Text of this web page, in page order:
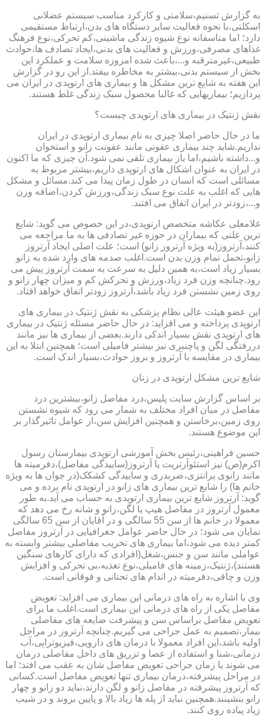
به گزارش تسنیم،سلامتی و کارکرد مناسب سیستم عضلانی
اسکلتی،با نحوه فعالیت سایر دستگاه های بدن،ارتباط مستقیمی
دارد؛ اما متاسفانه نوع شیوه زندگی ماشینی،کم تحرکی،نوع فرهنگ
غذاهای مصرفی،ورزش و فعالیت های بدنی،ایجاد تصادف ها،حوادث
طبیعی،غیرمترقبه و...،باعث شده امروزه سلامت و عملکرد این
بخش از سیستم بدنی،بیشتر به مخاطره بیفتد.از این رو در گزارش
این هفته به شایع ترین مشکل ها و بیماری های ارتوپدی در ایران می
پردازیم؛ بیماریهایی که غالبا محصول سبک زندگی غلط هستند.
نقش ژنتیک در بیماری های ارتوپدی چیست؟
ما در حال حاضر اصلا چیزی به نام بیماری ارتوپدی در ایران
نداریم.شاید چند بیماری عفونی مانند عفونت زانو و استخوان
و...داشته باشیم،اما باز بیماری تلقی نمی شود.آن چیزی که ما اکنون
در ایران به عنوان اشکال های ارتوپدی داریم،بیشتر مربوط به
مسائلی است که انسان در طول زمان پیدا می کند.مسائل و مشکل
هایی که اغلب به علت نوع سبک زندگی،ورزش کردن،اضافه وزن
و...،زودتر در ایران اتفاق می افتند.
غلامعلی عکاشه متخصص ارتوپدی،در این خصوص می گوید: شایع
ترین علتی که بیماران در حوزه غیر تصادفی ها به ما مراجعه می
کنند،آرتروز(به ویژه آرتروز زانو) است؛ علت اصلی ایجاد آرتروز
زانو،تحمل تمام وزن بدن است.اغلب صدمه های وارد شده به زانو
بسیار زیاد است،به همین دلیل به سرعت به سمت آرتروز پیش می
رود.چنانچه وزن فرد زیاد،ورزش و تحرکش کم و میزان چهار زانو و
روی زمین نشستن فرد زیاد باشد،آرتروز زودتر اتفاق خواهد افتاد.
این عضو هیئت عالی نظام پزشکی به نقش ژنتیک در بیماری های
ارتوپدی پرداخته و می افزاید: در حال حاضر مسئله ژنتیک در بیماری
های ارتوپدی نقش بسیار اندکی دارند.بعضی از بیماری ها نیز مانند
دررفتگی لگن و پاچنبری نیز بیشتر فامیلی است؛ همچنین ابتلا به این
بیماری در مقایسه با آرتروز و بروز حوادث،بسیار اندک است.
شایع ترین مشکل ارتوپدی در زنان
بر اساس گزارش سایت پلیس،درد مفاصل زانو،بیشترین درد
مفاصل در میان افراد مختلف به شمار می رود که شیوه نشستن
روی زمین،برخاستن و همچنین افزایش سن،از عوامل تاثیرگذار بر
این موضوع هستند.
حسین فراهینی،رئیس بخش آموزشی ارتوپدی بیمارستان رسول
اکرم(ص) نیز استئوآرتریت یا آرتروز(ساییدگی مفاصل)،دفرمیته ها
مانند زانوی پرانتزی،ضربدری و ساییدگی کشکک(در جوان ها به ویژه
خانم ها) را شایع ترین بیماری های زانو در ارتوپدی نام برده و می
گوید: آرتروز شایع ترین بیماری ارتوپدی به حساب می آید.به طور
معمول آرتروز در مفاصل هیپ یا لگن،زانو و شانه رخ می دهد که
معمولا در خانم ها از سن 55 سالگی و در آقایان از سن 65 سالگی
نمایان می شود؛ در حال حاضر عوامل جغرافیایی در آرتروز مفاصل
کمتر دیده می شود،اما بیماری های تخریب مفاصلی بیشتر وابسته به
عواملی مانند سن و جنس،شغل(افرادی که دارای کارهای سنگین
هستند)،ژنتیک،زمینه های فامیلی،نوع تغذیه،بی تحرکی و افزایش
وزن و چاقی،دفرمیته در اندام های تحتانی و فوقانی است.
وی با اشاره به راه های درمانی این بیماری می افزاید: تعویض
مفاصل یکی از راه های درمانی این بیماری است.اغلب ما برای
تعویض مفاصل براساس سن و پیشرفت ضایعه های مفاصلی
بیمار،تصمیم به عمل جراحی می گیریم.چنانچه آرتروز در مراحل
اولیه باشد،این افراد معمولا با درمان های دارویی،فیزیوتراپی،آب
درمانی،شنا و استفاده از عصا و تزریق های داخل مفاصلی درمان
می شوند یا زمان جراحی تعویض مفاصل شان به عقب می افتد؛ اما
در مراحل پیشرفته،درمان بیماری تنها تعویض مفاصل است.کسانی
که آرتروز پیشرفته در مفاصل زانو و لگن دارند،نباید دو زانو و چهار
زانو بنشینند.همچنین نباید از پله ها زیاد بالا و پایین بروند و در شیب
زیاد پیاده روی کنند.